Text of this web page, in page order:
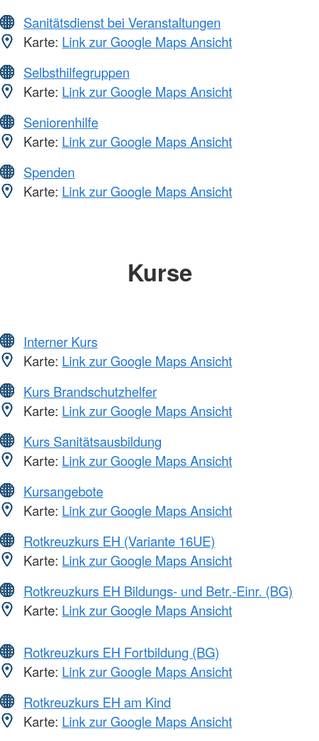
Sanitätsdienst bei Veranstaltungen
Karte: Link zur Google Maps Ansicht
Selbsthilfegruppen
Karte: Link zur Google Maps Ansicht
Seniorenhilfe
Karte: Link zur Google Maps Ansicht
Spenden
Karte: Link zur Google Maps Ansicht
Kurse
Interner Kurs
Karte: Link zur Google Maps Ansicht
Kurs Brandschutzhelfer
Karte: Link zur Google Maps Ansicht
Kurs Sanitätsausbildung
Karte: Link zur Google Maps Ansicht
Kursangebote
Karte: Link zur Google Maps Ansicht
Rotkreuzkurs EH (Variante 16UE)
Karte: Link zur Google Maps Ansicht
Rotkreuzkurs EH Bildungs- und Betr.-Einr. (BG)
Karte: Link zur Google Maps Ansicht
Rotkreuzkurs EH Fortbildung (BG)
Karte: Link zur Google Maps Ansicht
Rotkreuzkurs EH am Kind
Karte: Link zur Google Maps Ansicht